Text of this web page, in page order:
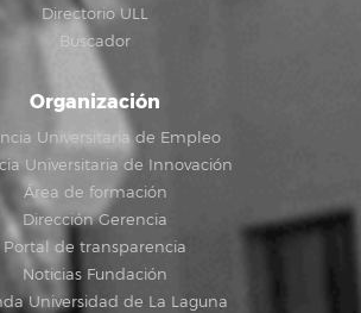
Directorio ULL
Buscador
Organización
Universitaria de Empleo
Universitaria de Innovación
Área de formación
Dirección Gerencia
Portal de transparencia
Noticias Fundación
Universidad de La Laguna